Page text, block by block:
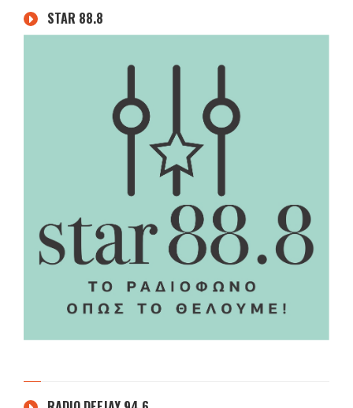
STAR 88.8